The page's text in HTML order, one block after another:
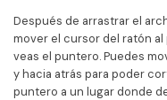
Después de arrastrar el
mover el cursor del ratón
veas el puntero. Puedes
y hacia atrás para poder
puntero a un lugar donde